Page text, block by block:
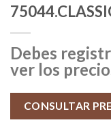
Debes
ver los
CONSULTAR